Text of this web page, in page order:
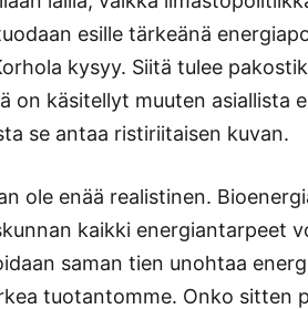
esille tärkeänä
kysyy. Siitä tulee
on käsitellyt muuten asiallista
se antaa ristiriitaisen kuvan.
ole enää realistinen.
kaikki energiantarpeet
saman tien unohtaa
tuotantomme. Onko sitten